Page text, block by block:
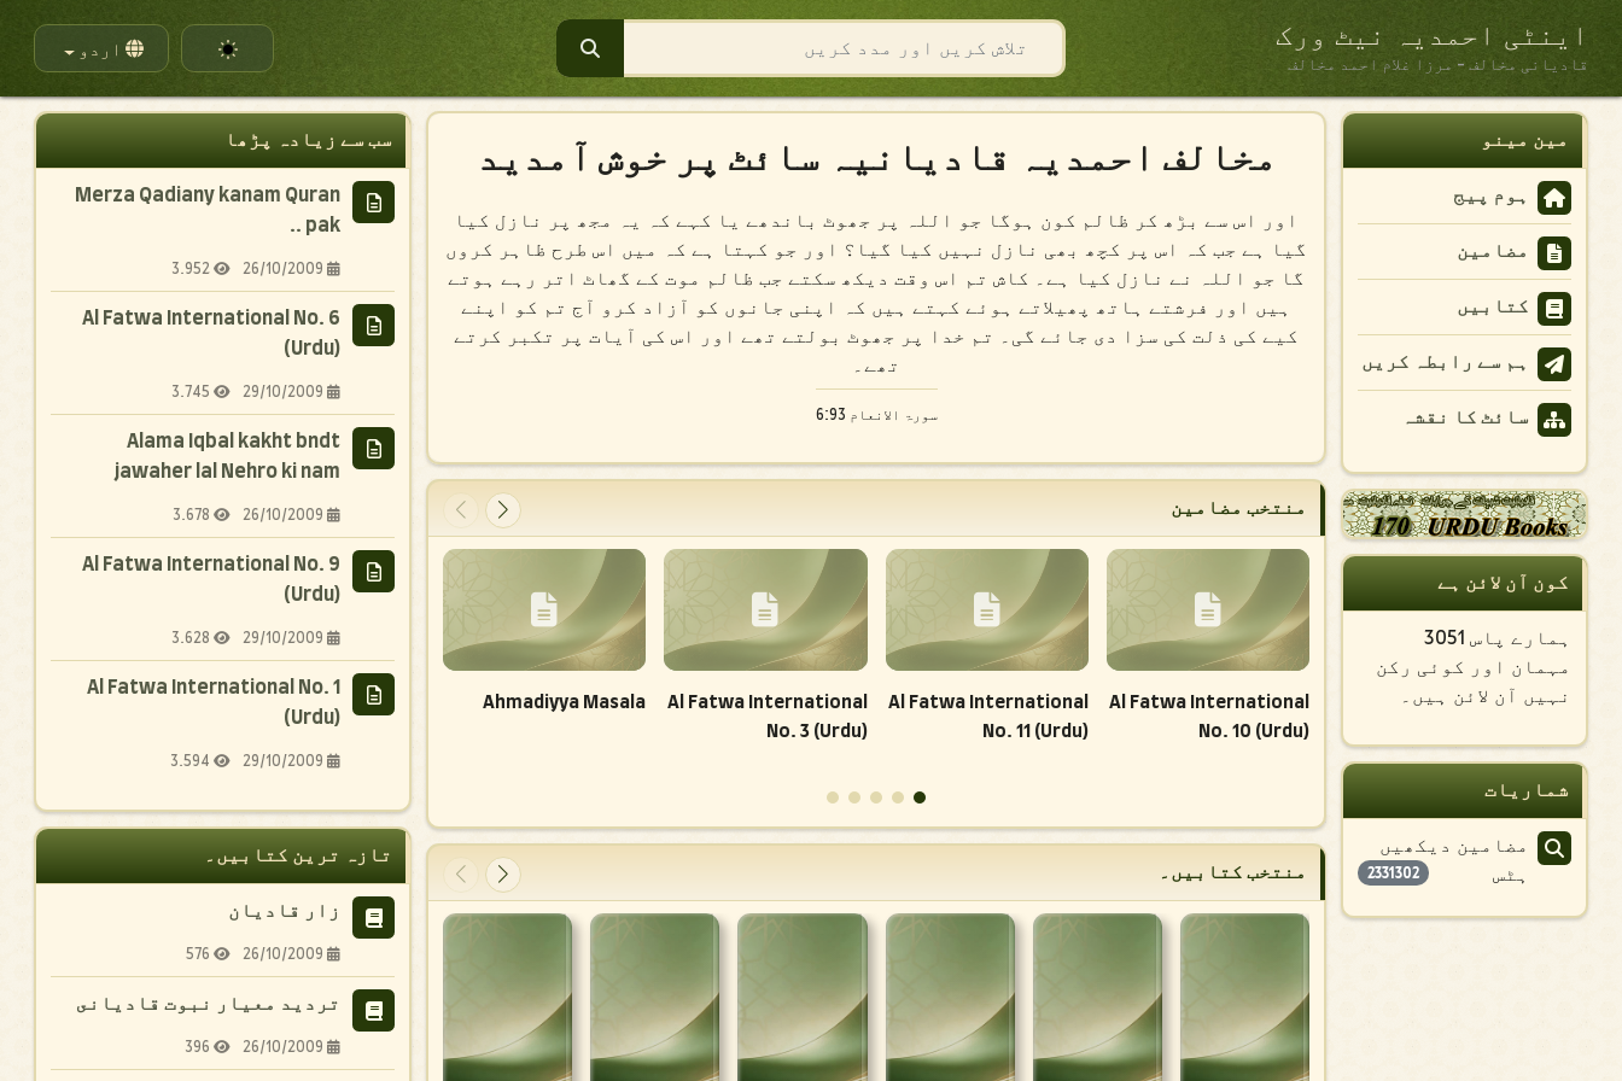
اینٹی احمدیہ نیٹ ورک
قادیانی مخالف - مرزا غلام احمد مخالف
تلاشsearch زبان منتخب
اردو
مین مینو
ہوم پیج
مضامین
کتابیں
ہم سے رابطہ کریں
سائٹ کا نقشہ
کون آن لائن ہے
مہمان اور کوئی رکن
نہیں آن لائن ہیں۔
شماریات
مضامین دیکھیں
ہٹس
2331302
مخالف احمدیہ قادیانیہ سائٹ پر خوش آمدید
اور اس سے بڑھ کر ظالم کون ہوگا جو اللہ پر جھوٹ باندھے یا کہے کہ یہ مجھ پر نازل کیا
گیا ہے جب کہ اس پر کچھ بھی نازل نہیں کیا گیا؟ اور جو کہتا ہے کہ میں اس طرح ظاہر کروں
گا جو اللہ نے نازل کیا ہے۔ کاش تم اس وقت دیکھ سکتے جب ظالم موت کے گھاٹ اتر رہے ہوتے
ہیں اور فرشتے ہاتھ پھیلاتے ہوئے کہتے ہیں کہ اپنی جانوں کو آزاد کرو آج تم کو اپنے
کیے کی ذلت کی سزا دی جائے گی۔ تم خدا پر جھوٹ بولتے تھے اور اس کی آیات پر تکبر کرتے
تھے۔
سورۃ الانعام 6:93
منتخب مضامین
Al Fatwa International
No. 10 (Urdu)
Al Fatwa International
No. 11 (Urdu)
Al Fatwa International
No. 3 (Urdu)
Ahmadiyya Masala
Al Fatwa International
No. 30 (Urdu)
منتخب کتابیں۔
سب سے زیادہ پڑھا
Merza Qadiany kanam Quran
pak ..
26/10/2009
3.952
Al Fatwa International No. 6
(Urdu)
29/10/2009
3.745
Alama Iqbal kakht bndt
jawaher lal Nehro ki nam
26/10/2009
3.678
Al Fatwa International No. 9
(Urdu)
29/10/2009
3.628
Al Fatwa International No. 1
(Urdu)
29/10/2009
3.594
تازہ ترین کتابیں۔
زار قاديان
26/10/2009
576
ترديد معيار نبوت قاديانى
26/10/2009
396